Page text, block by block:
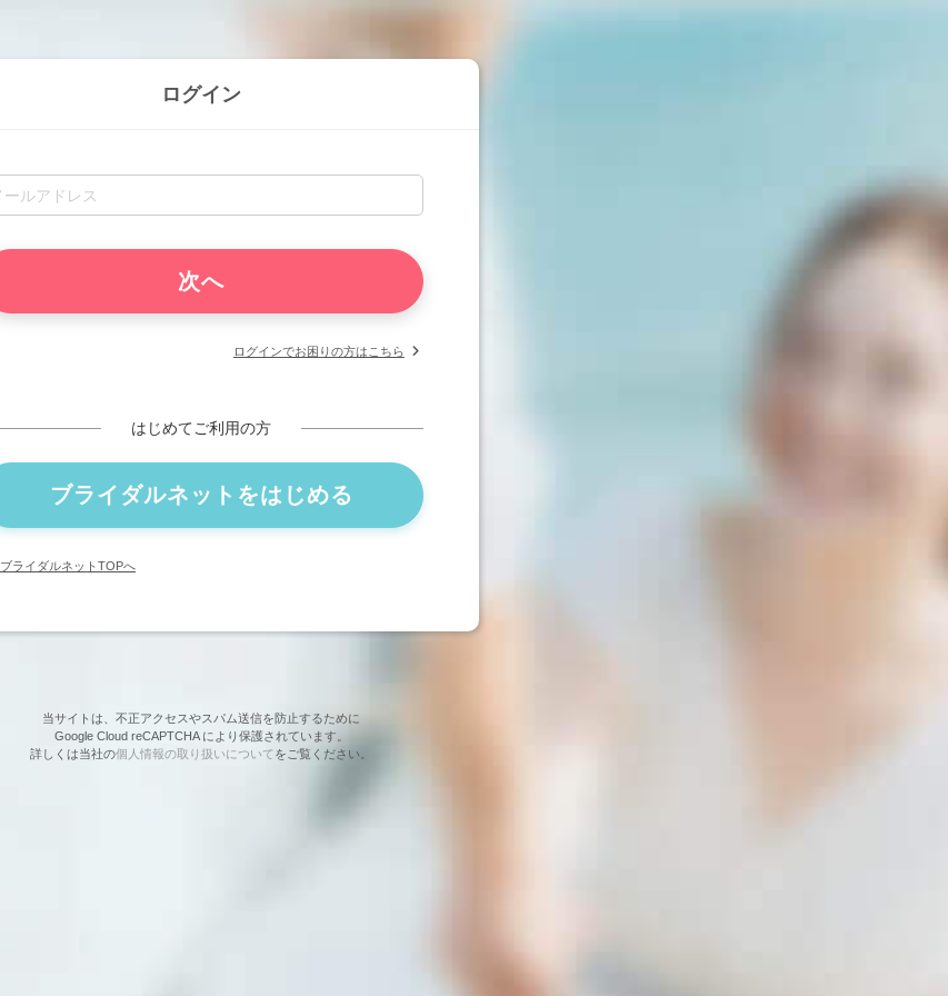
ログイン
ログインでお困りの方はこちら
はじめてご利用の方
ブライダルネットをはじめる
ブライダルネットTOPへ
当サイトは、不正アクセスやスパム送信を防止するために
Google Cloud reCAPTCHA により保護されています。
詳しくは当社の個人情報の取り扱いについてをご覧ください。